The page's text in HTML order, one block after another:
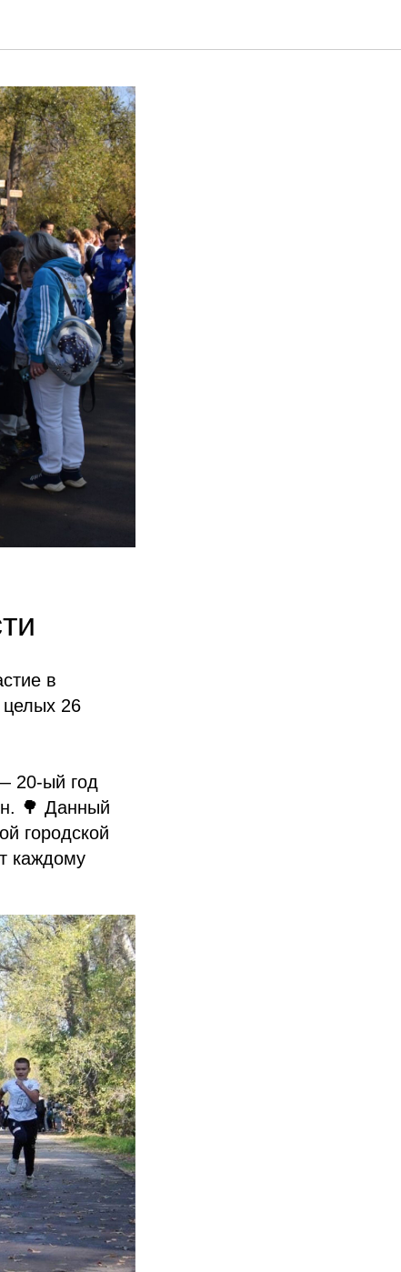
в
целых 26
20-ый год
🌳 Данный
городской
каждому